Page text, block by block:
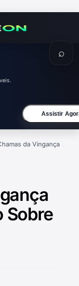
Assistir
da Vingança
Sobre
⌕